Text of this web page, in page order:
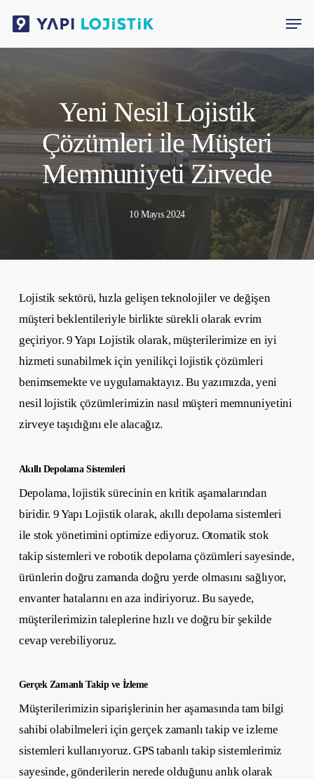
main
Menu
Yeni Nesil Lojistik
Çözümleri ile Müşteri
Memnuniyeti Zirvede
10 Mayıs 2024
Lojistik sektörü, hızla gelişen teknolojiler ve değişen
müşteri beklentileriyle birlikte sürekli olarak evrim
geçiriyor. 9 Yapı Lojistik olarak, müşterilerimize en iyi
hizmeti sunabilmek için yenilikçi lojistik çözümleri
benimsemekte ve uygulamaktayız. Bu yazımızda, yeni
nesil lojistik çözümlerimizin nasıl müşteri memnuniyetini
zirveye taşıdığını ele alacağız.
Akıllı Depolama Sistemleri
Depolama, lojistik sürecinin en kritik aşamalarından
biridir. 9 Yapı Lojistik olarak, akıllı depolama sistemleri
ile stok yönetimini optimize ediyoruz. Otomatik stok
takip sistemleri ve robotik depolama çözümleri sayesinde,
ürünlerin doğru zamanda doğru yerde olmasını sağlıyor,
envanter hatalarını en aza indiriyoruz. Bu sayede,
müşterilerimizin taleplerine hızlı ve doğru bir şekilde
cevap verebiliyoruz.
Gerçek Zamanlı Takip ve İzleme
Müşterilerimizin siparişlerinin her aşamasında tam bilgi
sahibi olabilmeleri için gerçek zamanlı takip ve izleme
sistemleri kullanıyoruz. GPS tabanlı takip sistemlerimiz
sayesinde, gönderilerin nerede olduğunu anlık olarak